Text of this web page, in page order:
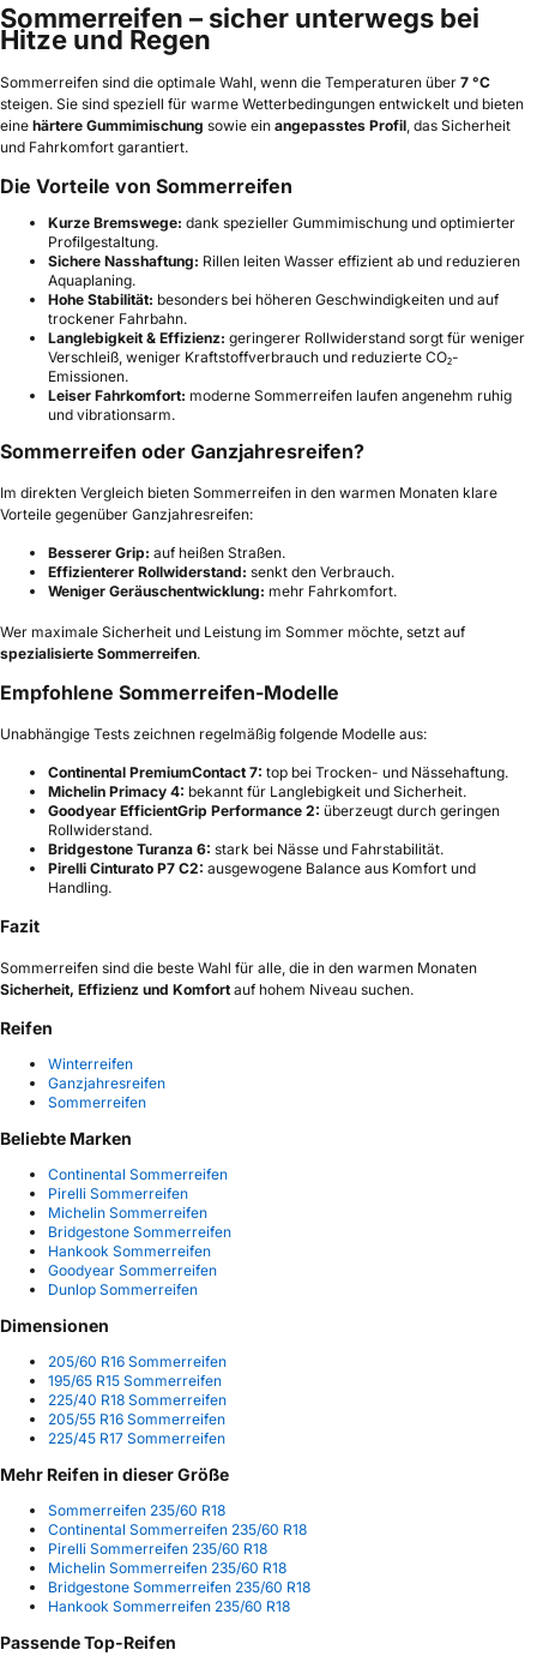
Sommerreifen – sicher unterwegs bei
Hitze und Regen
Sommerreifen sind die optimale Wahl, wenn die Temperaturen über 7 °C
steigen. Sie sind speziell für warme Wetterbedingungen entwickelt und bieten
eine härtere Gummimischung sowie ein angepasstes Profil , das Sicherheit
und Fahrkomfort garantiert.
Die Vorteile von Sommerreifen
Kurze Bremswege: dank spezieller Gummimischung und optimierter
Profilgestaltung.
Sichere Nasshaftung: Rillen leiten Wasser effizient ab und reduzieren
Aquaplaning.
Hohe Stabilität: besonders bei höheren Geschwindigkeiten und auf
trockener Fahrbahn.
Langlebigkeit & Effizienz: geringerer Rollwiderstand sorgt für weniger
Verschleiß, weniger Kraftstoffverbrauch und reduzierte CO₂-
Emissionen.
Leiser Fahrkomfort: moderne Sommerreifen laufen angenehm ruhig
und vibrationsarm.
Sommerreifen oder Ganzjahresreifen?
Im direkten Vergleich bieten Sommerreifen in den warmen Monaten klare
Vorteile gegenüber Ganzjahresreifen:
Besserer Grip: auf heißen Straßen.
Effizienterer Rollwiderstand: senkt den Verbrauch.
Weniger Geräuschentwicklung: mehr Fahrkomfort.
Wer maximale Sicherheit und Leistung im Sommer möchte, setzt auf
spezialisierte Sommerreifen.
Empfohlene Sommerreifen-Modelle
Unabhängige Tests zeichnen regelmäßig folgende Modelle aus:
Continental PremiumContact 7: top bei Trocken- und Nässehaftung.
Michelin Primacy 4: bekannt für Langlebigkeit und Sicherheit.
Goodyear EfficientGrip Performance 2: überzeugt durch geringen
Rollwiderstand.
Bridgestone Turanza 6: stark bei Nässe und Fahrstabilität.
Pirelli Cinturato P7 C2: ausgewogene Balance aus Komfort und
Handling.
Fazit
Sommerreifen sind die beste Wahl für alle, die in den warmen Monaten
Sicherheit, Effizienz und Komfort auf hohem Niveau suchen.
Reifen
Winterreifen
Ganzjahresreifen
Sommerreifen
Beliebte Marken
Continental Sommerreifen
Pirelli Sommerreifen
Michelin Sommerreifen
Bridgestone Sommerreifen
Hankook Sommerreifen
Goodyear Sommerreifen
Dunlop Sommerreifen
Dimensionen
205/60 R16 Sommerreifen
195/65 R15 Sommerreifen
225/40 R18 Sommerreifen
205/55 R16 Sommerreifen
225/45 R17 Sommerreifen
Mehr Reifen in dieser Größe
Sommerreifen 235/60 R18
Continental Sommerreifen 235/60 R18
Pirelli Sommerreifen 235/60 R18
Michelin Sommerreifen 235/60 R18
Bridgestone Sommerreifen 235/60 R18
Hankook Sommerreifen 235/60 R18
Passende Top-Reifen